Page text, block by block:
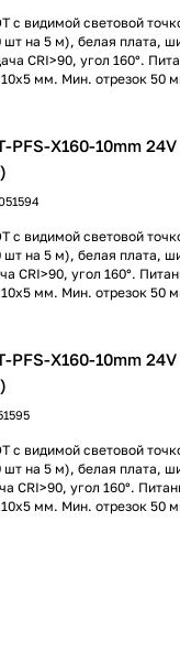
с видимой световой
на 5 м), белая плата,
CRI>90, угол 160°.
мм. Мин. отрезок 50
PFS-X160-10mm
с видимой световой
на 5 м), белая плата,
CRI>90, угол 160°.
мм. Мин. отрезок 50
PFS-X160-10mm
с видимой световой
на 5 м), белая плата,
CRI>90, угол 160°.
мм. Мин. отрезок 50